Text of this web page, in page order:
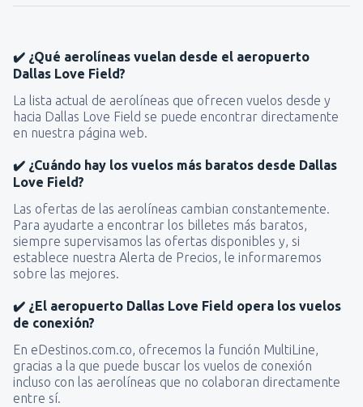
✔️ ¿Qué aerolíneas vuelan desde el aeropuerto
Dallas Love Field?
La lista actual de aerolíneas que ofrecen vuelos desde y
hacia Dallas Love Field se puede encontrar directamente
en nuestra página web.
✔️ ¿Cuándo hay los vuelos más baratos desde Dallas
Love Field?
Las ofertas de las aerolíneas cambian constantemente.
Para ayudarte a encontrar los billetes más baratos,
siempre supervisamos las ofertas disponibles y, si
establece nuestra Alerta de Precios, le informaremos
sobre las mejores.
✔️ ¿El aeropuerto Dallas Love Field opera los vuelos
de conexión?
En eDestinos.com.co, ofrecemos la función MultiLine,
gracias a la que puede buscar los vuelos de conexión
incluso con las aerolíneas que no colaboran directamente
entre sí.